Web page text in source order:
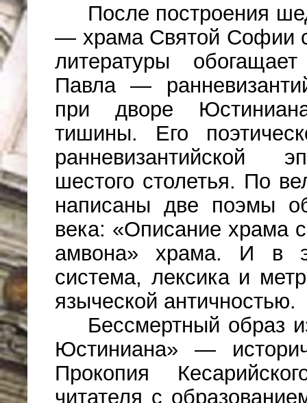
После построения
— храма Святой Софии
литературы
Павла —
при дворе
тишины. Его
ранневизантийской
шестого столетья. По
написаны две поэмы
века: «Описание храма
амвона» храма. И в
система, лексика и
языческой античностью.
Бессмертный о­браз
Юстиниана» —
Прокопия
читателя с